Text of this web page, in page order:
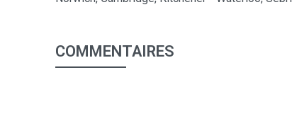
COMMENTAIRES